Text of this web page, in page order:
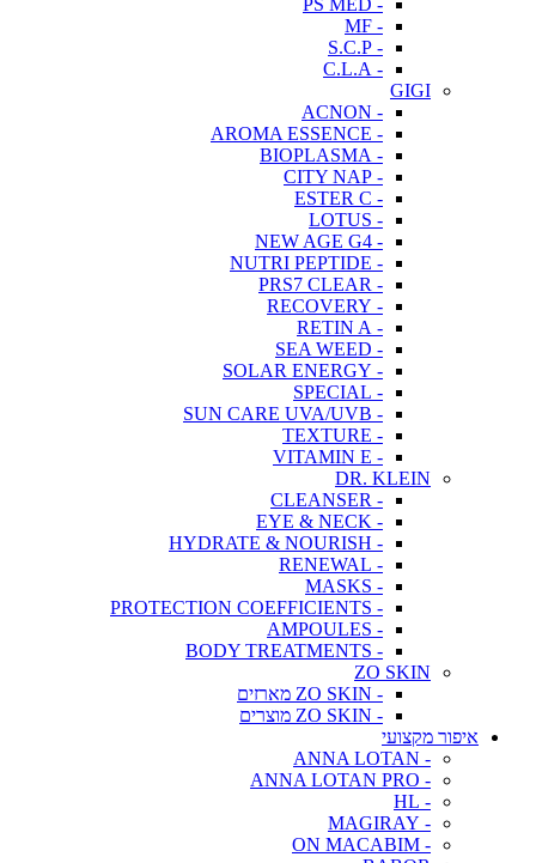
- PS MED
- MF
- S.C.P
- C.L.A
GIGI
- ACNON
- AROMA ESSENCE
- BIOPLASMA
- CITY NAP
- ESTER C
- LOTUS
- NEW AGE G4
- NUTRI PEPTIDE
- PRS7 CLEAR
- RECOVERY
- RETIN A
- SEA WEED
- SOLAR ENERGY
- SPECIAL
- SUN CARE UVA/UVB
- TEXTURE
- VITAMIN E
DR. KLEIN
- CLEANSER
- EYE & NECK
- HYDRATE & NOURISH
- RENEWAL
- MASKS
- PROTECTION COEFFICIENTS
- AMPOULES
- BODY TREATMENTS
ZO SKIN
- ZO SKIN מארזים
- ZO SKIN מוצרים
איפור מקצועי
- ANNA LOTAN
- ANNA LOTAN PRO
- HL
- MAGIRAY
- ON MACABIM